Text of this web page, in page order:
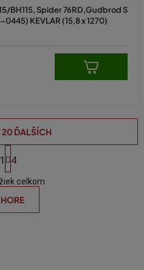
BH115, Spider 76RD,Gudbrod S
KEVLAR (15,8 x 1270)
O
v
l
á
20 ĎALŠÍCH
S
t
r
á
n
k
o
1 4
celkom
HORE